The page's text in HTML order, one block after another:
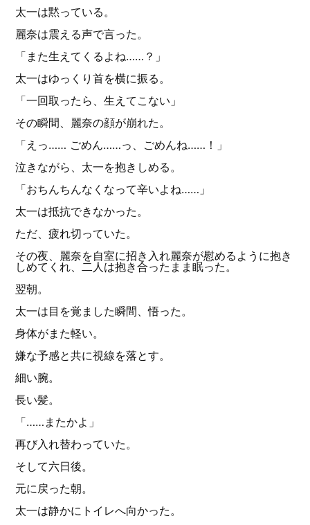
太一は黙っている。
麗奈は震える声で言った。
「また生えてくるよね……？」
太一はゆっくり首を横に振る。
「一回取ったら、生えてこない」
その瞬間、麗奈の顔が崩れた。
「えっ…… ごめん……っ、ごめんね……！」
泣きながら、太一を抱きしめる。
「おちんちんなくなって辛いよね……」
太一は抵抗できなかった。
ただ、疲れ切っていた。
その夜、麗奈を自室に招き入れ麗奈が慰めるように抱き
しめてくれ、二人は抱き合ったまま眠った。
翌朝。
太一は目を覚ました瞬間、悟った。
身体がまた軽い。
嫌な予感と共に視線を落とす。
細い腕。
長い髪。
「……またかよ」
再び入れ替わっていた。
そして六日後。
元に戻った朝。
太一は静かにトイレへ向かった。